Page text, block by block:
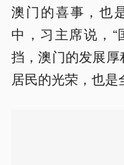
澳门的喜事，也
中，习主席说，
挡，澳门的发展厚
居民的光荣，也是